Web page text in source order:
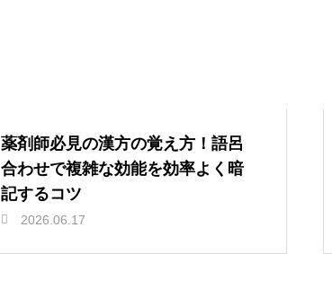
薬剤師必見の漢方の覚え方！語呂
合わせで複雑な効能を効率よく暗
記するコツ
2026.06.17